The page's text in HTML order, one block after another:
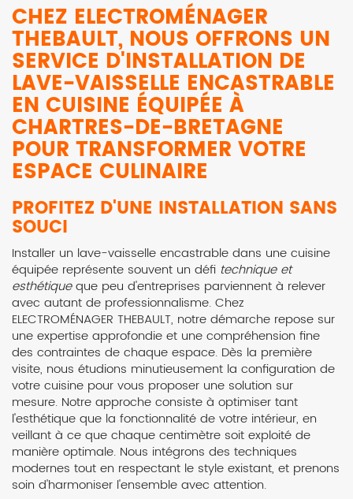
CHEZ ELECTROMÉNAGER
THEBAULT, NOUS OFFRONS UN
SERVICE D'INSTALLATION DE
LAVE-VAISSELLE ENCASTRABLE
EN CUISINE ÉQUIPÉE À
CHARTRES-DE-BRETAGNE
POUR TRANSFORMER VOTRE
ESPACE CULINAIRE
PROFITEZ D'UNE INSTALLATION SANS
SOUCI
Installer un lave-vaisselle encastrable dans une cuisine
équipée représente souvent un défi technique et
esthétiqueque peu d'entreprises parviennent à relever
avec autant de professionnalisme. Chez
ELECTROMÉNAGER THEBAULT, notre démarche repose sur
une expertise approfondie et une compréhension fine
des contraintes de chaque espace. Dès la première
visite, nous étudions minutieusement la configuration de
votre cuisine pour vous proposer une solution sur
mesure. Notre approche consiste à optimiser tant
l'esthétique que la fonctionnalité de votre intérieur, en
veillant à ce que chaque centimètre soit exploité de
manière optimale. Nous intégrons des techniques
modernes tout en respectant le style existant, et prenons
soin d'harmoniser l'ensemble avec attention.